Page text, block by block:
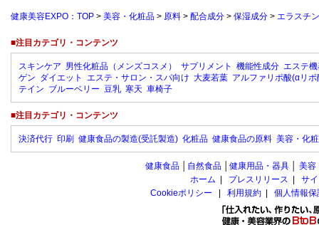
健康美容EXPO：TOP > 美容・化粧品 > 原料 > 配合成分 > 保湿成分 > エラスチン
■注目カテゴリ・コンテンツ
スキンケア 男性化粧品（メンズコスメ） サプリメント 機能性成分 エステ
ゲン ダイエット エステ・サロン・スパ向け 大麦若葉 アルファリポ酸(αリポ
テイン ブルーベリー 豆乳 寒天 車椅子
■注目カテゴリ・コンテンツ
決済代行 印刷 健康食品の製造(受託製造) 化粧品 健康食品の原料 美容・化
健康食品 自然食品 健康用品・器具 美容
ホーム
プレスリリース
サ
Cookieポリシー
利用規約 個人情報